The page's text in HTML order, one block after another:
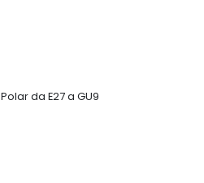
da E27 a GU9